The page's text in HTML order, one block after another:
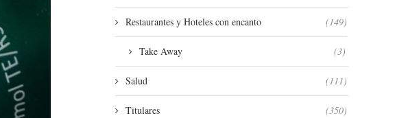
Restaurantes y Hoteles con encanto (149)
Take Away (3)
Salud (111)
Titulares (350)